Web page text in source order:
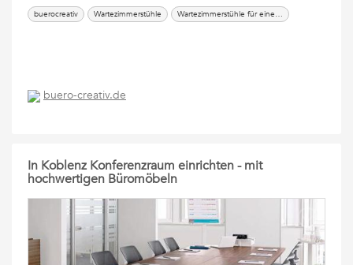
buerocreativ Wartezimmerstühle Wartezimmerstühle für eine Arztpraxis
buero-creativ.de
In Koblenz Konferenzraum einrichten - mit
hochwertigen Büromöbeln